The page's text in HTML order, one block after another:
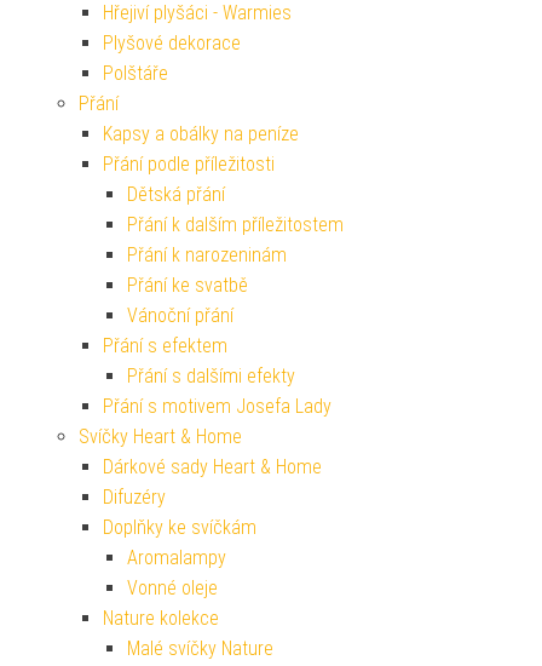
Hřejiví plyšáci - Warmies
Plyšové dekorace
Polštáře
Přání
Kapsy a obálky na peníze
Přání podle příležitosti
Dětská přání
Přání k dalším příležitostem
Přání k narozeninám
Přání ke svatbě
Vánoční přání
Přání s efektem
Přání s dalšími efekty
Přání s motivem Josefa Lady
Svíčky Heart & Home
Dárkové sady Heart & Home
Difuzéry
Doplňky ke svíčkám
Aromalampy
Vonné oleje
Nature kolekce
Malé svíčky Nature